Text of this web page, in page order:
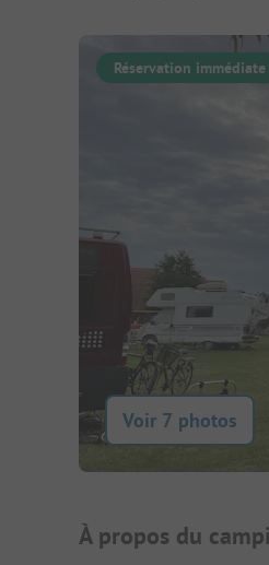
Réservation immédiate
Voir 7 photos
Présentation
À propos du